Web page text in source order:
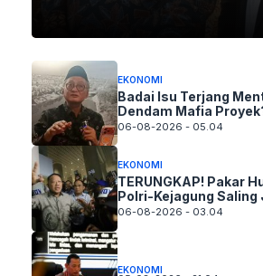
EKONOMI
Badai Isu Terjang
Dendam Mafia
06-08-2026 - 05.04
EKONOMI
TERUNGKAP! Pakar
Polri-Kejagung Saling
06-08-2026 - 03.04
EKONOMI